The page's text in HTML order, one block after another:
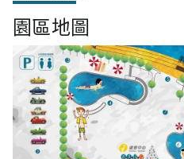
園區地圖